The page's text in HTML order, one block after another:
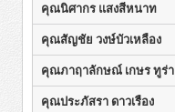
คุณนิศากร แสงสีหนาท
คุณสัญชัย วงษ์บัวเหลือง
คุณภาฤาลักษณ์ เกษร ทูร่า
คุณประภัสรา ดาวเรือง